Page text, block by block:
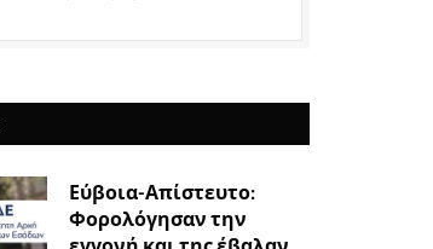
Εύβοια-Απίστευτο:
Φορολόγησαν την